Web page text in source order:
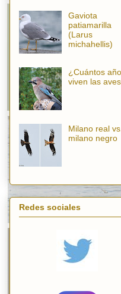
Gaviota
patiamarilla
(Larus
michahellis)
¿Cuántos
viven las
Milano real vs.
milano negro
Redes sociales